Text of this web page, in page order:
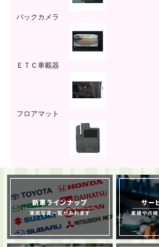
バックカメラ
ＥＴＣ車載器
フロアマット